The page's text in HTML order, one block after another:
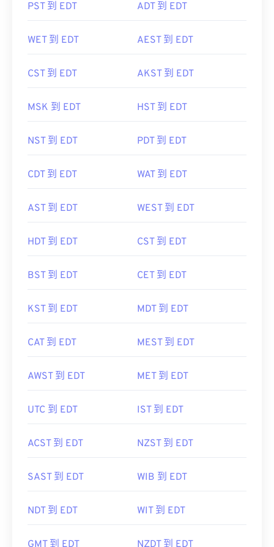
PST 到 EDT ADT 到 EDT
WET 到 EDT AEST 到 EDT
CST 到 EDT AKST 到 EDT
MSK 到 EDT HST 到 EDT
NST 到 EDT PDT 到 EDT
CDT 到 EDT WAT 到 EDT
AST 到 EDT WEST 到 EDT
HDT 到 EDT CST 到 EDT
BST 到 EDT CET 到 EDT
KST 到 EDT MDT 到 EDT
CAT 到 EDT MEST 到 EDT
AWST 到 EDT MET 到 EDT
UTC 到 EDT IST 到 EDT
ACST 到 EDT NZST 到 EDT
SAST 到 EDT WIB 到 EDT
NDT 到 EDT WIT 到 EDT
GMT 到 EDT NZDT 到 EDT